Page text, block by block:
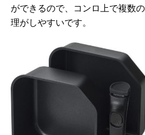
ができるので、コンロ上で複数
理がしやすいです。